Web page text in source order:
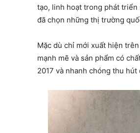
tạo, linh hoạt trong phát triển
đã chọn những thị trường
Mặc dù chỉ mới xuất hiện
mạnh mẽ và sản phẩm có
2017 và nhanh chóng thu